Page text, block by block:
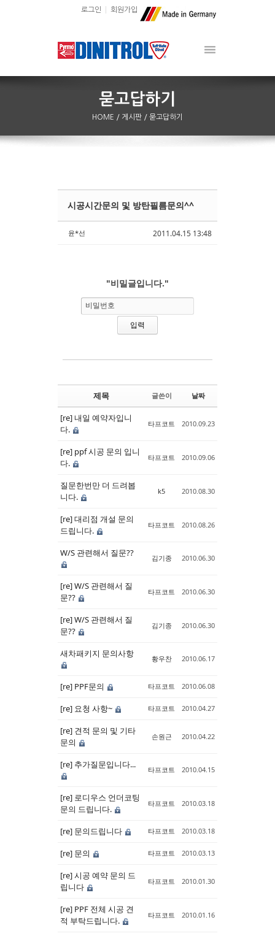
로그인 회원가입
HOME / 게시판 / 묻고답하기
2011.04.15 13:48
시공시간문의 및 방탄필름문의^^
윤*선
"비밀글입니다."
비밀번호
제목 글쓴이 날짜
[re] 내일 예약자입니
다.
타프코트 2010.09.23
[re] ppf 시공 문의 입니
다.
타프코트 2010.09.06
질문한번만 더 드려봅
니다.
k5 2010.08.30
[re] 대리점 개설 문의
드립니다.
타프코트 2010.08.26
W/S 관련해서 질문?? 김기종 2010.06.30
[re] W/S 관련해서 질
문??
타프코트 2010.06.30
[re] W/S 관련해서 질
문??
김기종 2010.06.30
새차패키지 문의사항 황우찬 2010.06.17
[re] PPF문의 타프코트 2010.06.08
[re] 요청 사항~ 타프코트 2010.04.27
[re] 견적 문의 및 기타
문의
손원근 2010.04.22
[re] 추가질문입니다... 타프코트 2010.04.15
[re] 로디우스 언더코팅
문의 드립니다.
타프코트 2010.03.18
[re] 문의드립니다 타프코트 2010.03.18
[re] 문의 타프코트 2010.03.13
[re] 시공 예약 문의 드
립니다
타프코트 2010.01.30
[re] PPF 전체 시공 견
적 부탁드립니다.
타프코트 2010.01.16
Sketchbook5, 스케치북5
Sketchbook5, 스케치북5
Sketchbook5, 스케치북5
Sketchbook5, 스케치북5